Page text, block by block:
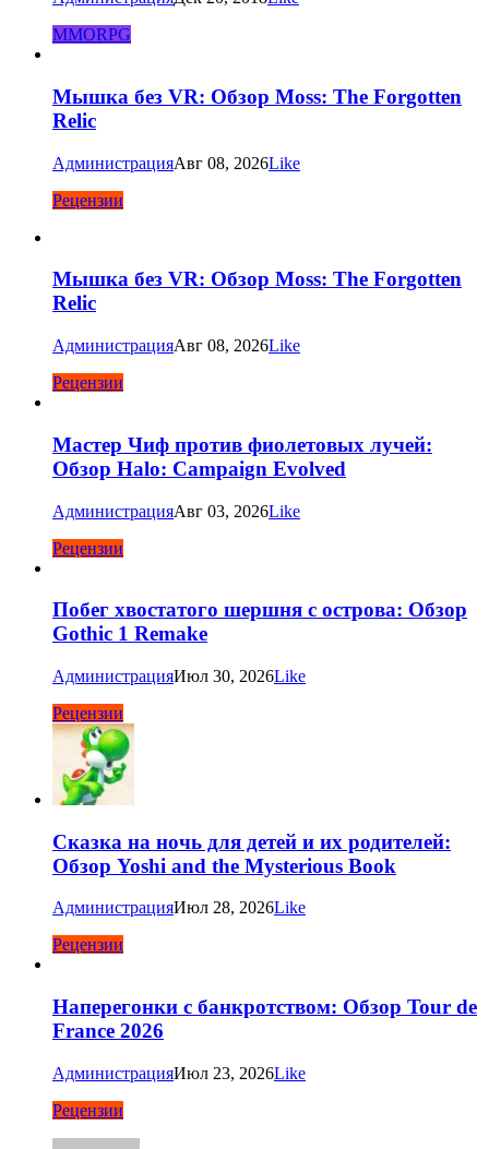
MMORPG
Мышка без VR: Обзор Moss: The Forgotten
Relic
АдминистрацияАвг 08, 2026Like
Рецензии
Мышка без VR: Обзор Moss: The Forgotten
Relic
АдминистрацияАвг 08, 2026Like
Рецензии
Мастер Чиф против фиолетовых лучей:
Обзор Halo: Campaign Evolved
АдминистрацияАвг 03, 2026Like
Рецензии
Побег хвостатого шершня с острова: Обзор
Gothic 1 Remake
АдминистрацияИюл 30, 2026Like
Рецензии
Сказка на ночь для детей и их родителей:
Обзор Yoshi and the Mysterious Book
АдминистрацияИюл 28, 2026Like
Рецензии
Наперегонки с банкротством: Обзор Tour de
France 2026
АдминистрацияИюл 23, 2026Like
Рецензии